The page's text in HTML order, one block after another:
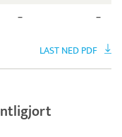
– –
LAST NED PDF